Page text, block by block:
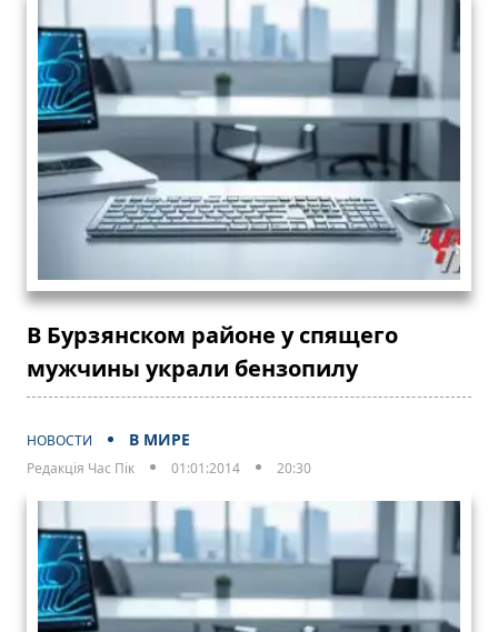
В Бурзянском районе у спящего
мужчины украли бензопилу
НОВОСТИ В МИРЕ
Редакція Час Пік 01:01:2014 20:30